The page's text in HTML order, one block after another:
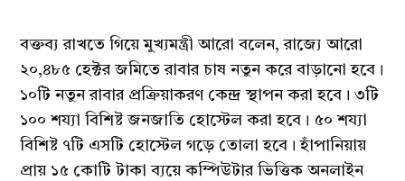
বক্তব্য রাখতে গিয়ে মুখ্যমন্ত্রী আরো বলেন, রাজ্যে আরো
২০,৪৮৫ হেক্টর জমিতে রাবার চাষ নতুন করে বাড়ানো হবে।
১০টি নতুন রাবার প্রক্রিয়াকরণ কেন্দ্র স্থাপন করা হবে। ৩টি
১০০ শয্যা বিশিষ্ট জনজাতি হোস্টেল করা হবে। ৫০ শয্যা
বিশিষ্ট ৭টি এসটি হোস্টেল গড়ে তোলা হবে। হাঁপানিয়ায়
প্রায় ১৫ কোটি টাকা ব্যয়ে কম্পিউটার ভিত্তিক অনলাইন